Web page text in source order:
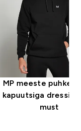
MP meeste
kapuutsiga
must